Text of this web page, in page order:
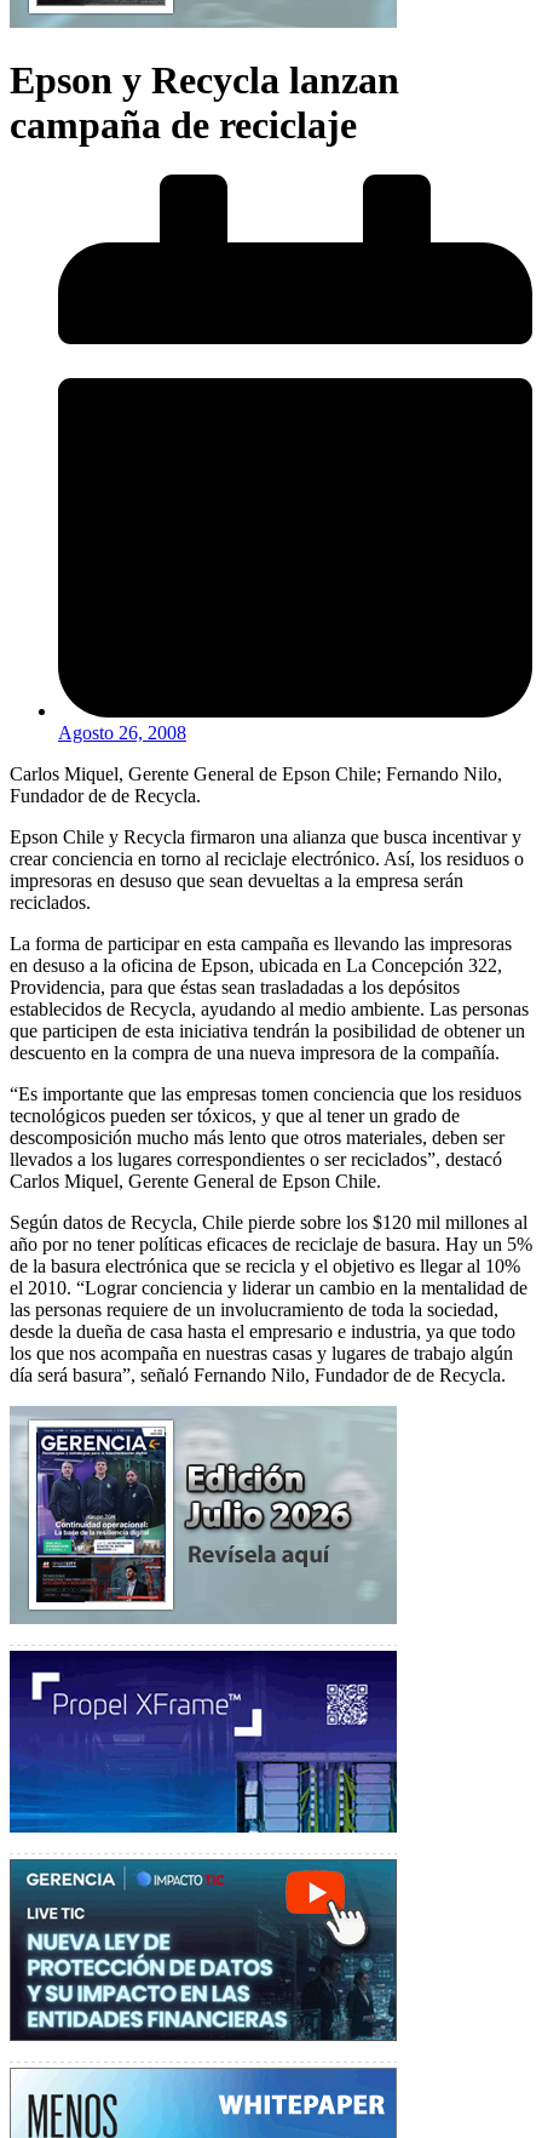
Epson y Recycla lanzan
campaña de reciclaje
Agosto 26, 2008
Carlos Miquel, Gerente General de Epson Chile; Fernando Nilo,
Fundador de de Recycla.
Epson Chile y Recycla firmaron una alianza que busca incentivar y
crear conciencia en torno al reciclaje electrónico. Así, los residuos o
impresoras en desuso que sean devueltas a la empresa serán
reciclados.
La forma de participar en esta campaña es llevando las impresoras
en desuso a la oficina de Epson, ubicada en La Concepción 322,
Providencia, para que éstas sean trasladadas a los depósitos
establecidos de Recycla, ayudando al medio ambiente. Las personas
que participen de esta iniciativa tendrán la posibilidad de obtener un
descuento en la compra de una nueva impresora de la compañía.
“Es importante que las empresas tomen conciencia que los residuos
tecnológicos pueden ser tóxicos, y que al tener un grado de
descomposición mucho más lento que otros materiales, deben ser
llevados a los lugares correspondientes o ser reciclados”, destacó
Carlos Miquel, Gerente General de Epson Chile.
Según datos de Recycla, Chile pierde sobre los $120 mil millones al
año por no tener políticas eficaces de reciclaje de basura. Hay un 5%
de la basura electrónica que se recicla y el objetivo es llegar al 10%
el 2010. “Lograr conciencia y liderar un cambio en la mentalidad de
las personas requiere de un involucramiento de toda la sociedad,
desde la dueña de casa hasta el empresario e industria, ya que todo
los que nos acompaña en nuestras casas y lugares de trabajo algún
día será basura”, señaló Fernando Nilo, Fundador de de Recycla.